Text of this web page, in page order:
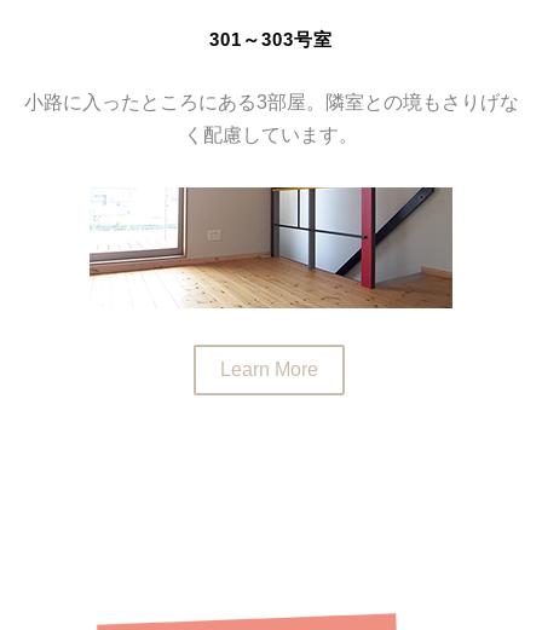
301～303号室
小路に入ったところにある3部屋。隣室との境もさりげな
く配慮しています。
Learn More